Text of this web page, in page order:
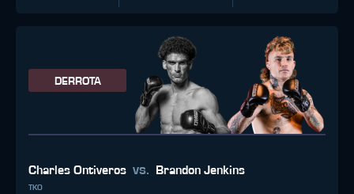
DERROTA
Charles Ontiveros vs. Brandon Jenkins
TKO